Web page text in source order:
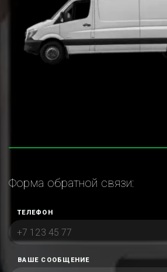
Форма обратной связи:
ТЕЛЕФОН
ВАШЕ СООБЩЕНИЕ